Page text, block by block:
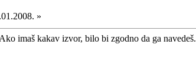
»
imaš kakav izvor, bilo bi zgodno da ga navedeš.